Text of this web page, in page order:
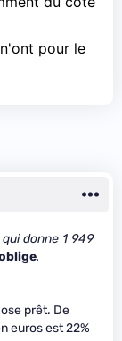
pour le
donne 1 949
.
prêt. De
euros est 22%